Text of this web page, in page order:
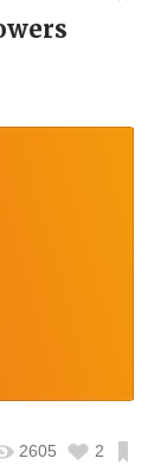
2605 2